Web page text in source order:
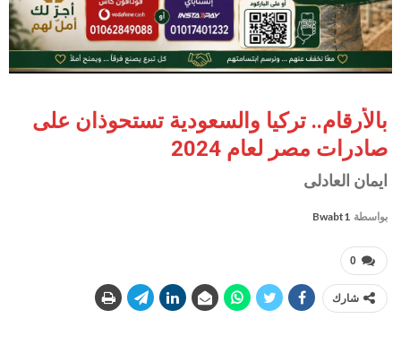
بالأرقام.. تركيا والسعودية تستحوذان على
صادرات مصر لعام 2024
ايمان العادلى
بواسطة Bwabt1
0
شارك